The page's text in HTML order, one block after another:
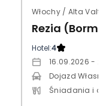
Włochy / Alta
Rezia
Hotel:4
16.09.2026 -
Dojazd Własny
Śniadania i